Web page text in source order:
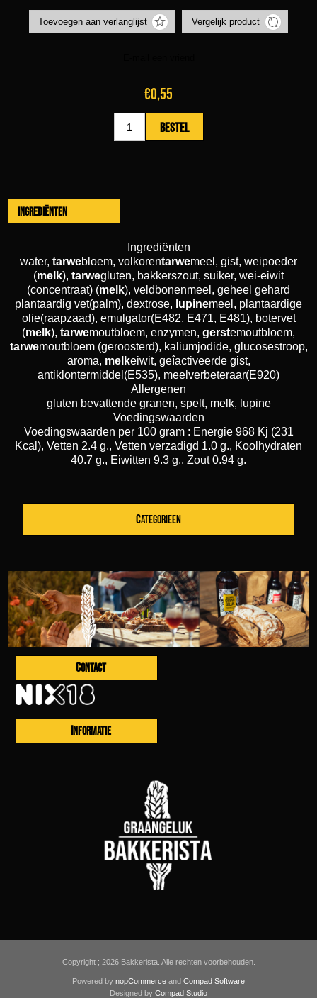
€0,55
Ingrediënten
Ingrediënten
water, tarwebloem, volkorentarwemeel, gist, weipoeder
(melk), tarwegluten, bakkerszout, suiker, wei-eiwit
(concentraat) (melk), veldbonenmeel, geheel gehard
plantaardig vet(palm), dextrose, lupinemeel, plantaardige
olie(raapzaad), emulgator(E482, E471, E481), botervet
(melk), tarwemoutbloem, enzymen, gerstemoutbloem,
tarwemoutbloem (geroosterd), kaliumjodide, glucosestroop,
aroma, melkeiwit, geîactiveerde gist,
antiklontermiddel(E535), meelverbeteraar(E920)
Allergenen
gluten bevattende granen, spelt, melk, lupine
Voedingswaarden
Voedingswaarden per 100 gram : Energie 968 Kj (231
Kcal), Vetten 2.4 g., Vetten verzadigd 1.0 g., Koolhydraten
40.7 g., Eiwitten 9.3 g., Zout 0.94 g.
CATEGORIEEN
CONTACT
INFORMATIE
Copyright ; 2026 Bakkerista. Alle rechten voorbehouden.
Powered by nopCommerce and Compad Software
Designed by Compad Studio